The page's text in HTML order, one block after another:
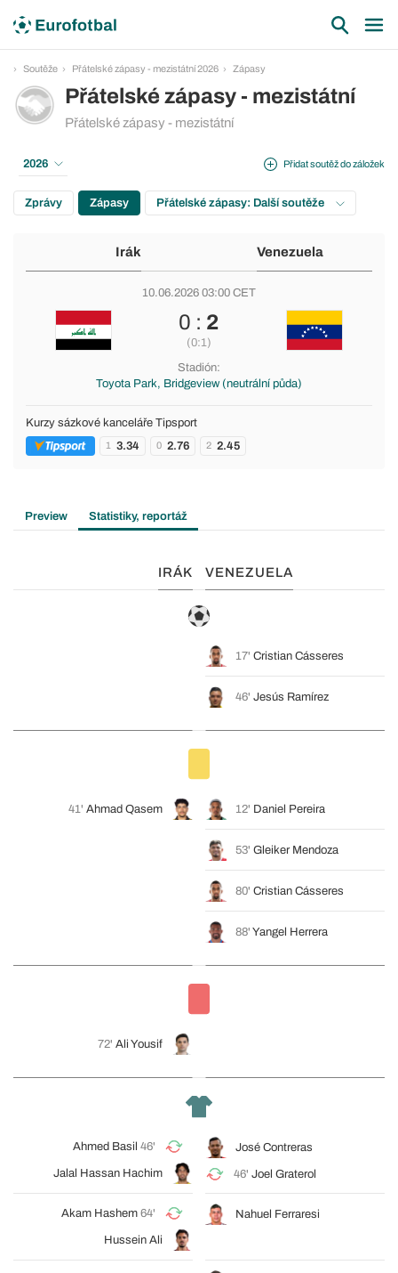
Soutěže Přátelské zápasy - mezistátní 2026 Zápasy
Přátelské zápasy - mezistátní
Přátelské zápasy - mezistátní
Přidat soutěž do záložek
2026
Zprávy Zápasy Přátelské zápasy: Další soutěže
Irák Venezuela
10.06.2026 03:00 CET
0 : 2
(0:1)
Stadión:
Toyota Park, Bridgeview (neutrální půda)
Kurzy sázkové kanceláře Tipsport
1 3.34 0 2.76 2 2.45
Preview Statistiky, reportáž
IRÁK VENEZUELA
17' Cristian Cásseres
46' Jesús Ramírez
41' Ahmad Qasem 12' Daniel Pereira
53' Gleiker Mendoza
80' Cristian Cásseres
88' Yangel Herrera
72' Ali Yousif
Ahmed Basil 46'
Jalal Hassan Hachim
José Contreras
46' Joel Graterol
Akam Hashem 64'
Hussein Ali
Nahuel Ferraresi